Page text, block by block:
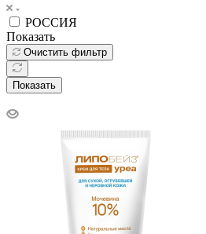
РОССИЯ
Показать
Очистить фильтр
Показать